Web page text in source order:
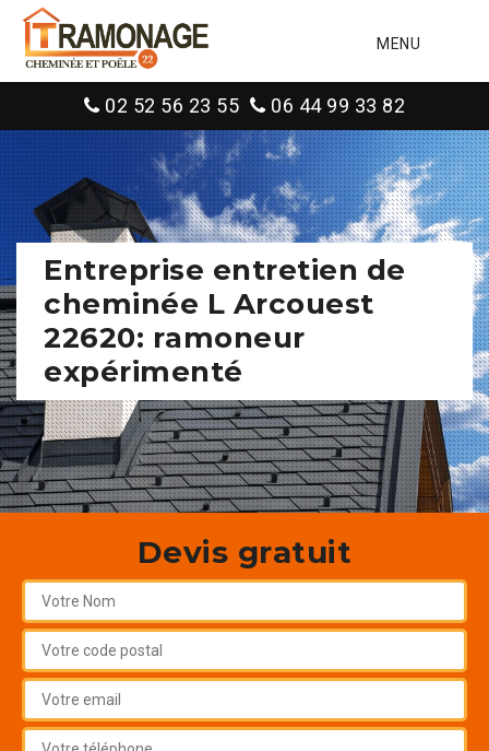
MENU
02 52 56 23 55 06 44 99 33 82
Entreprise entretien de
cheminée L Arcouest
22620: ramoneur
expérimenté
Devis gratuit